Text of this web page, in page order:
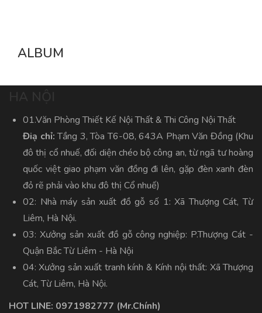
ALBUM
01.Văn Phòng Thiết Kế Nội Thất & Thi Công Nội Thất
Điạ chỉ:Tầng 3, Tòa T6-08, 643A Phạm Văn Đồng (Khu
đô thị cổ nhuế, đối diện chéo bộ công an, từ ngã tư hoàng
quốc việt giao phạm văn đồng đi lên, gặp đèn xanh đèn
đỏ rẽ phải vào khu đô thị Cổ nhuế)
02: Nhà máy sản xuất đồ gỗ số 1: Xã Thượng Cát, Từ
Liêm, Hà Nội.
03: Xưởng sản xuất đồ gỗ công nghiệp: P.Thượng Cát -
Quận Bắc Từ Liêm - Hà Nội
04: Xưởng sản xuất tranh kính & Kính nội thất: Xã Thượng
Cát, Từ Liêm, Hà Nội.
HOT LINE: 0971982777 (Mr.Chính)